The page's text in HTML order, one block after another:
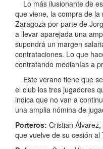
Lo más ilusionante de
que viene, la compra de
Zaragoza por parte de
a llevar aparejada una
supondrá un margen
contrataciones. Lo que
contratando medianías a
Este verano tiene que
el club los tres jugadores
indica que no van a
una amplia nómina de
Porteros: Cristian
que vuelve de su cesión al